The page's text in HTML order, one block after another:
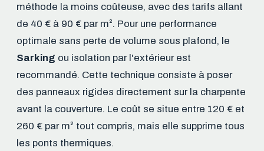
méthode la moins coûteuse, avec des tarifs allant
de 40 € à 90 € par m². Pour une performance
optimale sans perte de volume sous plafond, le
Sarking ou isolation par l'extérieur est
recommandé. Cette technique consiste à poser
des panneaux rigides directement sur la charpente
avant la couverture. Le coût se situe entre 120 € et
260 € par m² tout compris, mais elle supprime tous
les ponts thermiques.